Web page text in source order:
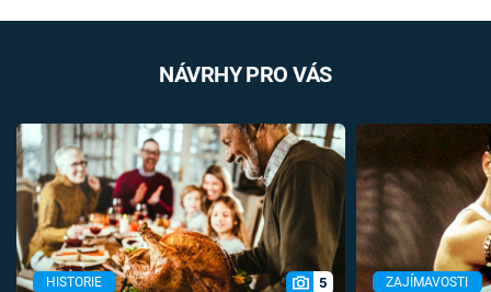
NÁVRHY PRO VÁS
HISTORIE 5 ZAJÍMAVOSTI